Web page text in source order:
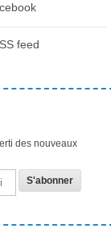
feed
des nouveaux